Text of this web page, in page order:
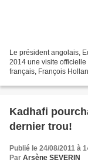
Le président angolais,
2014 une visite
français, François
Kadhafi
dernier trou!
Publié le 24/08/2011 à
Par Arsène SEVERIN